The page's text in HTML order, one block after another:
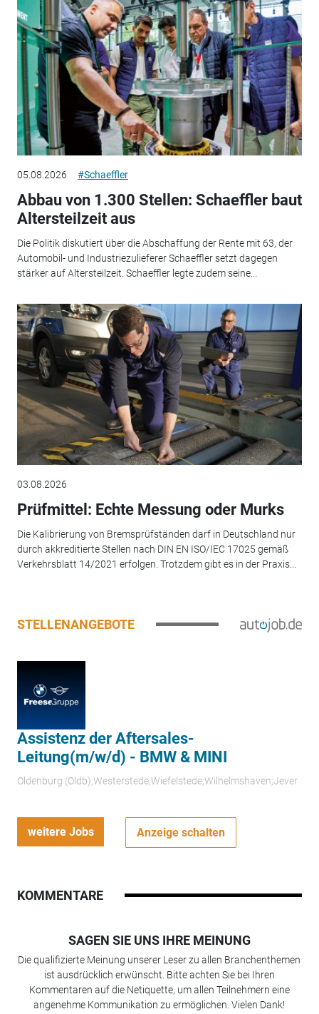
05.08.2026 #Schaeffler
Abbau von 1.300 Stellen: Schaeffler baut
Altersteilzeit aus
Die Politik diskutiert über die Abschaffung der Rente mit 63, der
Automobil- und Industriezulieferer Schaeffler setzt dagegen
stärker auf Altersteilzeit. Schaeffler legte zudem seine...
03.08.2026
Prüfmittel: Echte Messung oder Murks
Die Kalibrierung von Bremsprüfständen darf in Deutschland nur
durch akkreditierte Stellen nach DIN EN ISO/IEC 17025 gemäß
Verkehrsblatt 14/2021 erfolgen. Trotzdem gibt es in der Praxis...
STELLENANGEBOTE
Assistenz der Aftersales-
Leitung(m/w/d) - BMW & MINI
Oldenburg (Oldb);Westerstede;Wiefelstede;Wilhelmshaven;Jever
weitere Jobs Anzeige schalten
KOMMENTARE
SAGEN SIE UNS IHRE MEINUNG
Die qualifizierte Meinung unserer Leser zu allen Branchenthemen
ist ausdrücklich erwünscht. Bitte achten Sie bei Ihren
Kommentaren auf die Netiquette, um allen Teilnehmern eine
angenehme Kommunikation zu ermöglichen. Vielen Dank!